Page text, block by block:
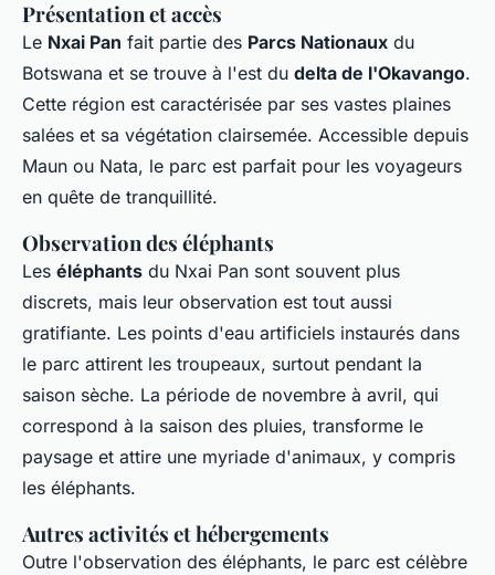
Présentation et accès
Le Nxai Pan fait partie des Parcs Nationaux du
Botswana et se trouve à l'est du delta de l'Okavango.
Cette région est caractérisée par ses vastes plaines
salées et sa végétation clairsemée. Accessible depuis
Maun ou Nata, le parc est parfait pour les voyageurs
en quête de tranquillité.
Observation des éléphants
Les éléphants du Nxai Pan sont souvent plus
discrets, mais leur observation est tout aussi
gratifiante. Les points d'eau artificiels instaurés dans
le parc attirent les troupeaux, surtout pendant la
saison sèche. La période de novembre à avril, qui
correspond à la saison des pluies, transforme le
paysage et attire une myriade d'animaux, y compris
les éléphants.
Autres activités et hébergements
Outre l'observation des éléphants, le parc est célèbre